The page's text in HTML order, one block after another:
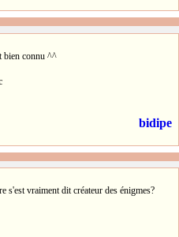
bien connu ^^
bidipe
s'est vraiment dit créateur des énigmes?